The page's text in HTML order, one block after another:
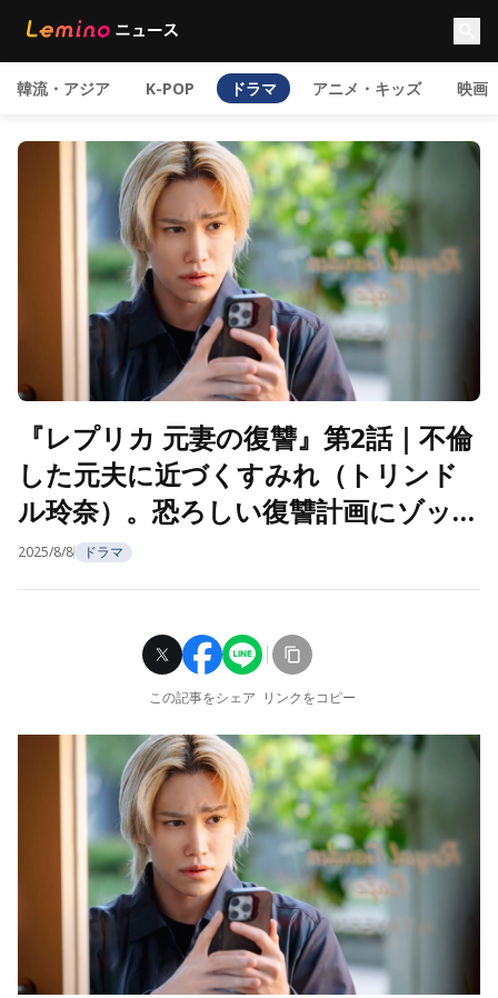
韓流・アジア K-POP ドラマ アニメ・キッズ 映画
『レプリカ 元妻の復讐』第2話｜不倫
した元夫に近づくすみれ（トリンド
ル玲奈）。恐ろしい復讐計画にゾッ…
2025/8/8 ドラマ
この記事をシェア リンクをコピー